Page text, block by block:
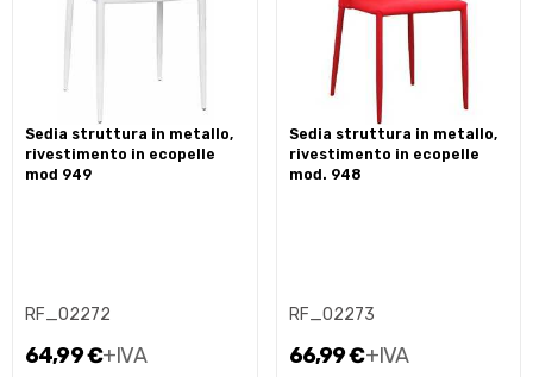
sedia struttura in metallo,
rivestimento in ecopelle
mod 949
RF_02272
64,99 €+IVA
sedia struttura in metallo,
rivestimento in ecopelle
mod. 948
RF_02273
66,99 €+IVA